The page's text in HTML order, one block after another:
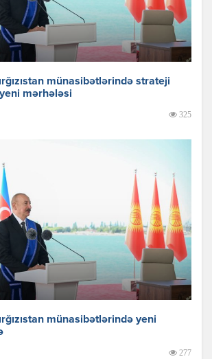
münasibətlərində strateji
mərhələsi
325
münasibətlərində yeni
277